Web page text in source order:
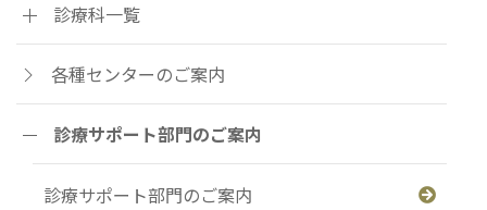
診療科一覧
各種センターのご案内
診療サポート部門のご案内
診療サポート部門のご案内